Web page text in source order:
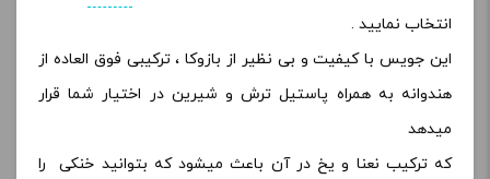
انتخاب نمایید .
این جویس با کیفیت و بی نظیر از بازوکا ، ترکیبی فوق العاده از
هندوانه به همراه پاستیل ترش و شیرین در اختیار شما قرار
میدهد
که ترکیب نعنا و یخ در آن باعث میشود که بتوانید خنکی را